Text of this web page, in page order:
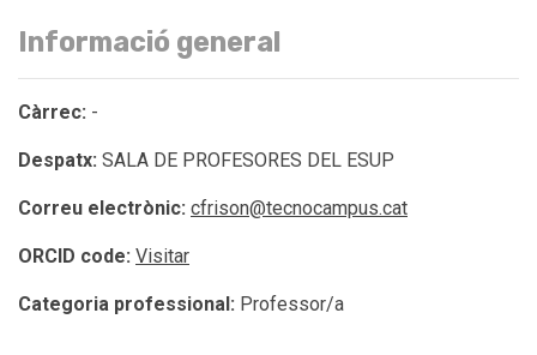
Informació general
Càrrec: -
Despatx: SALA DE PROFESORES DEL ESUP
Correu electrònic: cfrison@tecnocampus.cat
ORCID code: Visitar
Categoria professional: Professor/a